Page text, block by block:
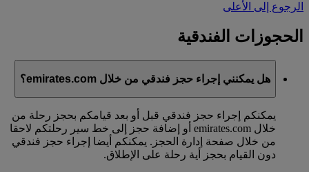
الرجوع إلى الأعلى
الحجوزات الفندقية
هل يمكنني إجراء حجز فندقي من خلال emirates.com؟
يمكنكم إجراء حجز فندقي قبل أو بعد قيامكم بحجز رحلة من
خلال emirates.com أو إضافة حجز إلى خط سير رحلتكم لاحقا
من خلال صفحة إدارة الحجز. يمكنكم أيضا إجراء حجز فندقي
دون القيام بحجز أية رحلة على الإطلاق.